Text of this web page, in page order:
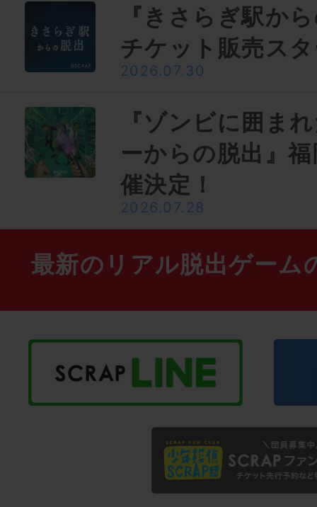
『きさらぎ駅か
チケット販売ス
2026.07.30
『ゾンビに囲ま
ーからの脱出』
催決定！
2026.07.28
最新のリアル脱出ゲーム